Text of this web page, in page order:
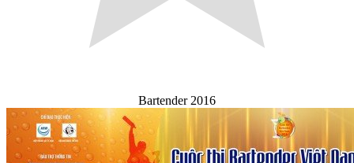
Bartender 2016